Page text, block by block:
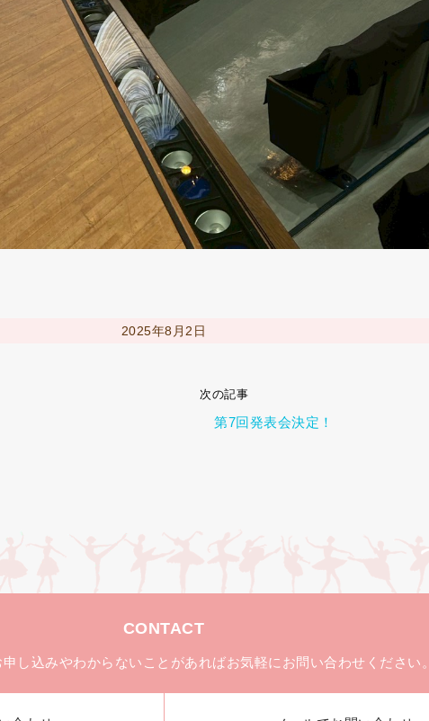
2025年8月2日
次の記事
第7回発表会決定！
CONTACT
し込みやわからないことがあればお気軽にお問い合わせください。